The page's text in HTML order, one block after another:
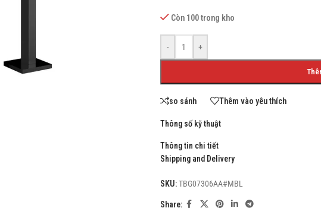
HOT
No page heading
Small categories menu
Products list view
With background
Category description
Header overlap
Còn 100 trong kho
- +
so sánh Thêm vào yêu thích
Thông số kỹ thuật
Thông tin chi tiết
Shipping and Delivery
SKU:TBG07306AA#MBL
Share: